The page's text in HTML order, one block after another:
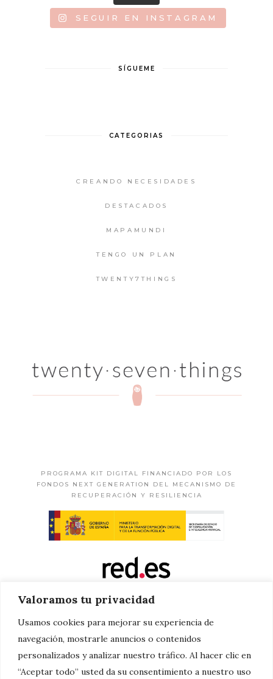
Valoramos tu privacidad
Usamos cookies para mejorar su experiencia de
navegación, mostrarle anuncios o contenidos
personalizados y analizar nuestro tráfico. Al hacer clic en
“Aceptar todo” usted da su consentimiento a nuestro uso
SEGUIR EN INSTAGRAM
SÍGUEME
CATEGORIAS
CREANDO NECESIDADES
DESTACADOS
MAPAMUNDI
TENGO UN PLAN
TWENTY7THINGS
PROGRAMA KIT DIGITAL FINANCIADO POR LOS
FONDOS NEXT GENERATION DEL MECANISMO DE
RECUPERACIÓN Y RESILIENCIA